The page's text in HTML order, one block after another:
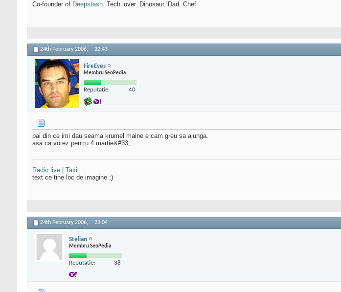
Co-founder of Deepstash. Tech lover. Dinosaur. Dad. Chef.
24th February 2006, 22:43
FireEyes
Membru SeoPedia
Reputatie: 40
pai din ce imi dau seama krumel maine e cam greu sa ajunga.
asa ca votez pentru 4 martie&#33;
Radio live
Taxi
text ce tine loc de imagine ;)
24th February 2006, 23:04
Stelian
Membru SeoPedia
Reputatie: 38